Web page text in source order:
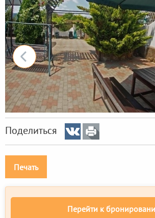
Поделиться
Печать
Перейти к